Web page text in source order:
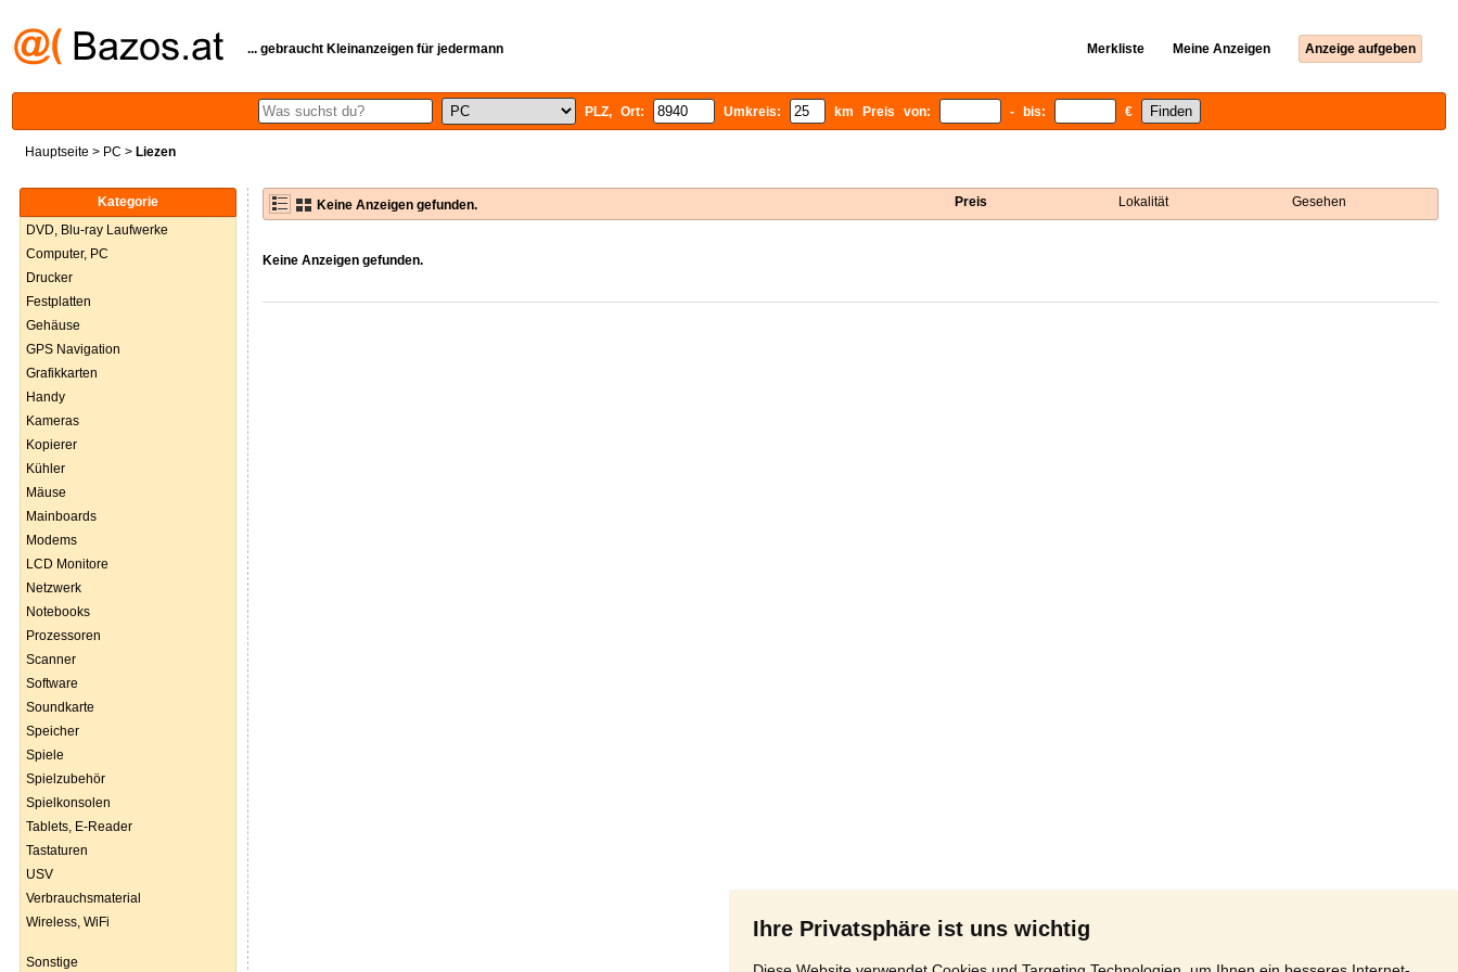
Ihre Privatsphäre ist uns wichtig
... gebraucht Kleinanzeigen für jedermann Merkliste Meine Anzeigen Anzeige aufgeben
PLZ, Ort: Umkreis: km Preis von: - bis: €
Hauptseite > PC > Liezen
Kategorie
DVD, Blu-ray Laufwerke
Computer, PC
Drucker
Festplatten
Gehäuse
GPS Navigation
Grafikkarten
Handy
Kameras
Kopierer
Kühler
Mäuse
Mainboards
Modems
LCD Monitore
Netzwerk
Notebooks
Prozessoren
Scanner
Software
Soundkarte
Speicher
Spiele
Spielzubehör
Spielkonsolen
Tablets, E-Reader
Tastaturen
USV
Verbrauchsmaterial
Wireless, WiFi
Sonstige
Keine Anzeigen gefunden. Preis Lokalität Gesehen
Keine Anzeigen gefunden.